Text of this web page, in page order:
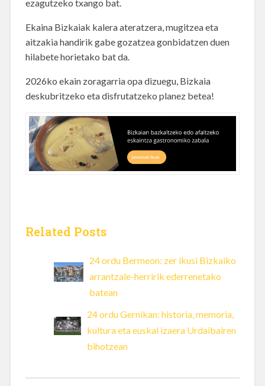
ezagutzeko txango bat.
Ekaina Bizkaiak kalera ateratzera, mugitzea eta
aitzakia handirik gabe gozatzea gonbidatzen duen
hilabete horietako bat da.
2026ko ekain zoragarria opa dizuegu, Bizkaia
deskubritzeko eta disfrutatzeko planez betea!
Related Posts
24 ordu Bermeon: zer ikusi Bizkaiko
arrantzale-herririk ederrenetako
batean
24 ordu Gernikan: historia, memoria,
kultura eta euskal izaera Urdaibairen
bihotzean